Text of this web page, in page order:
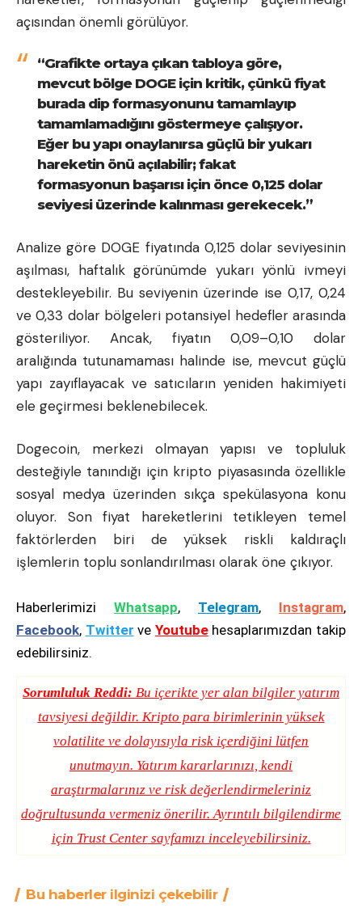
açısından önemli görülüyor.
“Grafikte ortaya çıkan tabloya göre,
mevcut bölge DOGE için kritik, çünkü fiyat
burada dip formasyonunu tamamlayıp
tamamlamadığını göstermeye çalışıyor.
Eğer bu yapı onaylanırsa güçlü bir yukarı
hareketin önü açılabilir; fakat
formasyonun başarısı için önce 0,125 dolar
seviyesi üzerinde kalınması gerekecek.”
Analize göre DOGE fiyatında 0,125 dolar seviyesinin
aşılması, haftalık görünümde yukarı yönlü ivmeyi
destekleyebilir. Bu seviyenin üzerinde ise 0,17, 0,24
ve 0,33 dolar bölgeleri potansiyel hedefler arasında
gösteriliyor. Ancak, fiyatın 0,09–0,10 dolar
aralığında tutunamaması halinde ise, mevcut güçlü
yapı zayıflayacak ve satıcıların yeniden hakimiyeti
ele geçirmesi beklenebilecek.
Dogecoin, merkezi olmayan yapısı ve topluluk
desteğiyle tanındığı için kripto piyasasında özellikle
sosyal medya üzerinden sıkça spekülasyona konu
oluyor. Son fiyat hareketlerini tetikleyen temel
faktörlerden biri de yüksek riskli kaldıraçlı
işlemlerin toplu sonlandırılması olarak öne çıkıyor.
Haberlerimizi Whatsapp, Telegram, Instagram,
Facebook, Twitter ve Youtubehesaplarımızdan takip
edebilirsiniz.
Sorumluluk Reddi: Bu içerikte yer alan bilgiler yatırım
tavsiyesi değildir. Kripto para birimlerinin yüksek
volatilite ve dolayısıyla risk içerdiğini lütfen
unutmayın. Yatırım kararlarınızı, kendi
araştırmalarınız ve risk değerlendirmeleriniz
doğrultusunda vermeniz önerilir. Ayrıntılı bilgilendirme
için Trust Centersayfamızı inceleyebilirsiniz.
Bu haberler ilginizi çekebilir